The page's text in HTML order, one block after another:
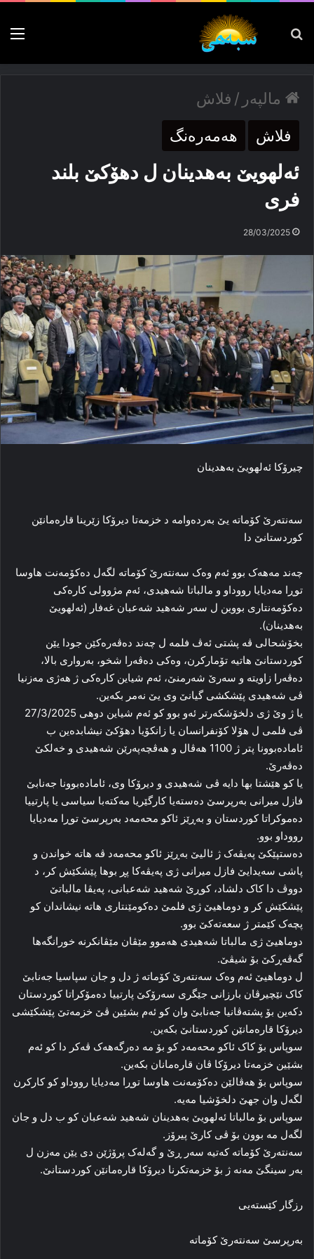
پەیدا بکە
مالپەر / فلاش
فلاش ھەمەرەنگ
ئەلهویێ بەهدینان ل دهۆكێ بلند
فری
28/03/2025
چیرۆکا ئەلهویێ بەهدینان
سەنتەرێ کۆماتە یێ بەردەوامە د خزمەتا دیرۆکا زێرینا قارەمانێن
کوردستانێ دا
چەند مەهەک بوو ئەم وەک سەنتەرێ کۆماتە لگەل دەکۆمەنت هاوسا
توڕا مەدیایا رووداو و مالباتا شەهیدی، ئەم مژوولی کارەکی
دەکۆمەنتاری بووین ل سەر شەهید شەعبان غەفار (ئەلهویێ
بەهدینان).
بخۆشحالی ڤە پشتی ئەڤ فلمە ل چەند دەڤەرەکێن جودا یێن
کوردستانێ هاتیە تۆمارکرن، وەکی دەڤەرا شخو، بەرواری بالا،
دەڤەرا زاویتە و سەرێ شەرمنێ، ئەم شیاین کارەکی ژ هەژی مەزنیا
ڤی شەهیدی پێشکشی گیانێ وی یێ نەمر بکەین.
یا ژ وێ ژی دلخۆشکەرتر ئەو بوو کو ئەم شیاین دوهی 27/3/2025
ڤی فلمی ل هۆلا کۆنفرانسان یا زانکۆیا دهۆکێ نیشابدەین ب
ئامادەبوونا پتر ژ 1100 هەڤال و هەڤچەپەرێن شەهیدی و خەلکێ
دەڤەرێ.
یا کو هێشتا بها دایە ڤی شەهیدی و دیرۆکا وی، ئامادەبوونا جەنابێ
فازل میرانی بەرپرسێ دەستەیا کارگێریا مەکتەبا سیاسی یا پارتییا
دەموکراتا کوردستان و بەڕێز ئاکو محەمەد بەرپرسێ توڕا مەدیایا
رووداو بوو.
دەستپێکێ پەیڤەک ژ ئالیێ بەڕێز ئاکو محەمەد ڤە هاتە خواندن و
پاشی سەیدایێ فازل میرانی ژی پەیڤەکا پڕ بوها پێشکێش کر، د
دووڤ دا کاک دلشاد، کوڕێ شەهید شەعبانی، پەیڤا مالباتێ
پێشکێش کر و دوماهیێ ژی فلمێ دەکومێنتاری هاتە نیشاندان کو
پچەک کێمتر ژ سعەتەکێ بوو.
دوماهیێ ژی مالباتا شەهیدی هەموو مێڤان مێڤانکرنە خورانگەها
گەڤەڕکێ بۆ شیڤێ.
ل دوماهیێ ئەم وەک سەنتەرێ کۆماتە ژ دل و جان سپاسیا جەنابێ
کاک نێچیرڤان بارزانی جێگری سەرۆکێ پارتییا دەمۆكراتا کوردستان
دکەین بۆ پشتەڤانیا جەنابێ وان کو ئەم بشێین ڤێ خزمەتێ پێشکێشی
دیرۆکا قارەمانێن کوردستانێ بکەین.
سوپاس بۆ کاک ئاکو محەمەد کو بۆ مە دەرگەهەک ڤەکر دا کو ئەم
بشێین خزمەتا دیرۆکا ڤان قارەمانان بکەین.
سوپاس بۆ هەڤالێن دەکۆمەنت هاوسا توڕا مەدیایا رووداو کو کارکرن
لگەل وان جهێ دلخۆشیا مەیە.
سوپاس بۆ مالباتا ئەلهویێ بەهدینان شەهید شەعبان کو ب دل و جان
لگەل مە بوون بۆ ڤی کارێ پیرۆز.
سەنتەرێ کۆماتە کەتیە سەر ڕێ و گەلەک پرۆژێن دی یێن مەزن ل
بەر سینگێ مەنە ژ بۆ خزمەتکرنا دیرۆکا قارەمانێن کوردستانێ.
رزگار كێستەیی
بەرپرسێ سەنتەرێ كۆماتە